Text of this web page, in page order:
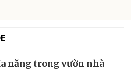
năng trong vườn nhà